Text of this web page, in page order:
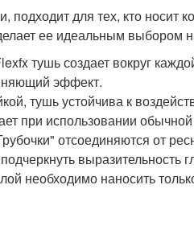
подходит для тех, кто носит
ее идеальным выбором
тушь создает вокруг
эффект.
тушь устойчива к
при использовании
отсоединяются от
выразительность
необходимо наносить